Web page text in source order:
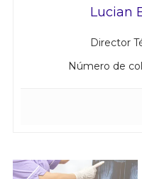
Lucian
Director
Número de